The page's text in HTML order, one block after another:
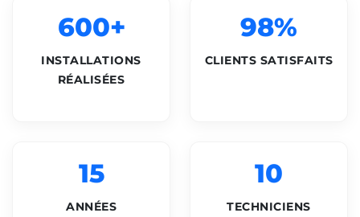
600+
INSTALLATIONS
RÉALISÉES
98%
CLIENTS SATISFAITS
15
ANNÉES
10
TECHNICIENS